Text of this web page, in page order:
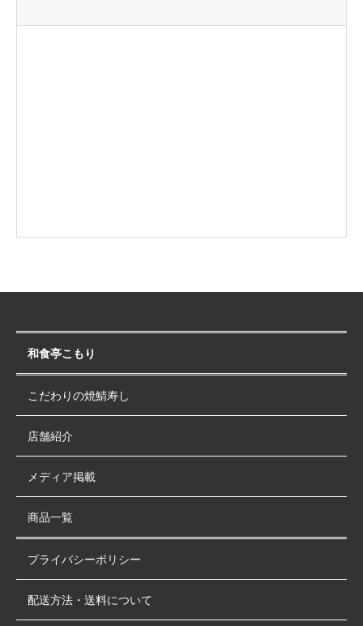
和食亭こもり
こだわりの焼鯖寿し
店舗紹介
メディア掲載
商品一覧
プライバシーポリシー
配送方法・送料について